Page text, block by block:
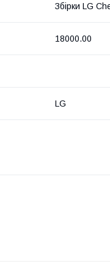
Збірки LG
18000.00
LG